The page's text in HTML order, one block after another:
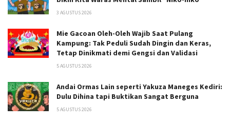
3 AGUSTUS 2026
Mie Gacoan Oleh-Oleh Wajib Saat Pulang
Kampung: Tak Peduli Sudah Dingin dan Keras,
Tetap Dinikmati demi Gengsi dan Validasi
5 AGUSTUS 2026
Andai Ormas Lain seperti Yakuza Maneges Kediri:
Dulu Dihina tapi Buktikan Sangat Berguna
5 AGUSTUS 2026